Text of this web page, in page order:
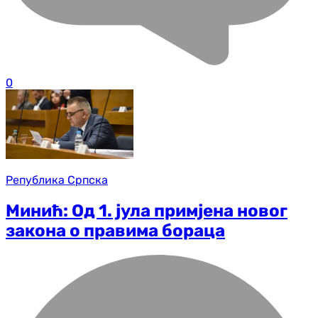
0
Република Српска
Минић: Од 1. јула примјена новог
закона о правима бораца